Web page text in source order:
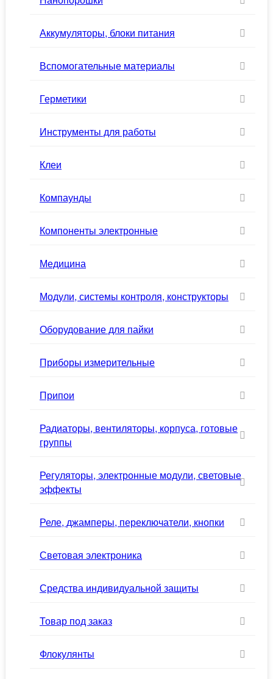
Аккумуляторы, блоки питания
Вспомогательные материалы
Герметики
Инструменты для работы
Клеи
Компаунды
Компоненты электронные
Медицина
Модули, системы контроля, конструкторы
Оборудование для пайки
Приборы измерительные
Припои
Радиаторы, вентиляторы, корпуса, готовые
группы
Регуляторы, электронные модули, световые
эффекты
Реле, джамперы, переключатели, кнопки
Световая электроника
Средства индивидуальной защиты
Товар под заказ
Флокулянты